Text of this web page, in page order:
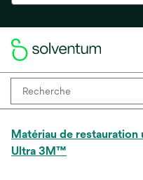
Matériau de
Ultra 3M™